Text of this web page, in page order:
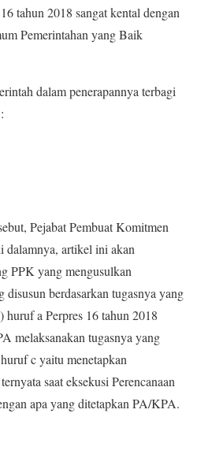
tahun 2018 sangat kental dengan
Pemerintahan yang Baik
dalam penerapannya terbagi
Pejabat Pembuat Komitmen
dalamnya, artikel ini akan
PPK yang mengusulkan
disusun berdasarkan tugasnya yang
huruf a Perpres 16 tahun 2018
melaksanakan tugasnya yang
c yaitu menetapkan
saat eksekusi Perencanaan
apa yang ditetapkan PA/KPA.